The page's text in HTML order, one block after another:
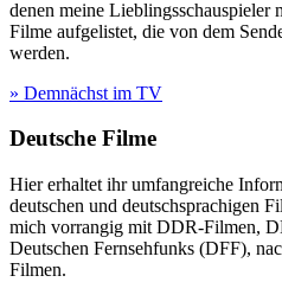
denen meine Lieblingsschauspieler
Filme aufgelistet, die von dem
werden.
» Demnächst im TV
Deutsche Filme
Hier erhaltet ihr umfangreiche
deutschen und deutschsprachigen
mich vorrangig mit DDR-Filmen,
Deutschen Fernsehfunks (DFF),
Filmen.